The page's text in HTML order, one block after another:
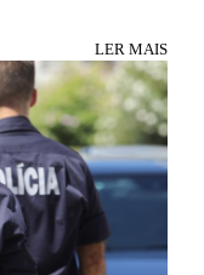
LER MAIS